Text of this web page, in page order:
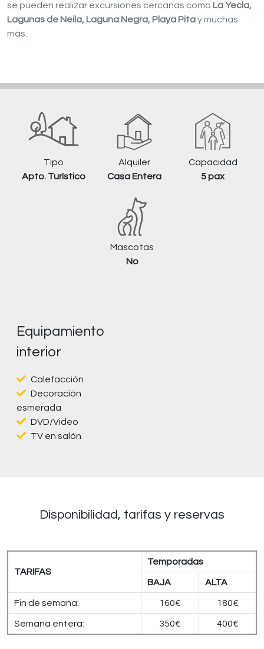
se pueden realizar excursiones cercanas como La Yecla,
Lagunas de Neila, Laguna Negra, Playa Pitay muchas
más.
Tipo
Apto. Turístico
Alquiler
Casa Entera
Capacidad
5 pax
Mascotas
No
Equipamiento
interior
Calefacción
Decoración
esmerada
DVD/Video
TV en salón
Disponibilidad, tarifas y reservas
TARIFAS
Temporadas
BAJA ALTA
Fin de semana: 160€ 180€
Semana entera: 350€ 400€